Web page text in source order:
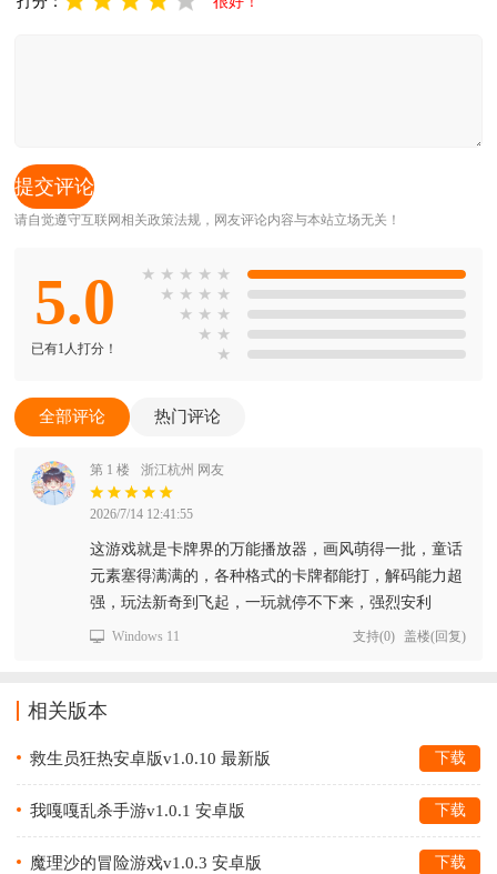
请自觉遵守互联网相关政策法规，网友评论内容与本站立场无关！
5.0
已有1人打分！
★ ★ ★ ★ ★
★ ★ ★ ★
★ ★ ★
★ ★
★
全部评论 热门评论
第 1 楼 浙江杭州 网友
2026/7/14 12:41:55
这游戏就是卡牌界的万能播放器，画风萌得一批，童话
元素塞得满满的，各种格式的卡牌都能打，解码能力超
强，玩法新奇到飞起，一玩就停不下来，强烈安利
Windows 11 支持(0) 盖楼(回复)
相关版本
救生员狂热安卓版v1.0.10 最新版 下载
我嘎嘎乱杀手游v1.0.1 安卓版 下载
魔理沙的冒险游戏v1.0.3 安卓版 下载